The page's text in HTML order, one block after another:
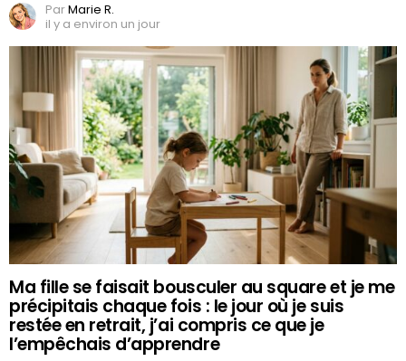
ParMarie R.
il y a environ un jour
Ma fille se faisait bousculer au square et je me
précipitais chaque fois : le jour où je suis
restée en retrait, j’ai compris ce que je
l’empêchais d’apprendre